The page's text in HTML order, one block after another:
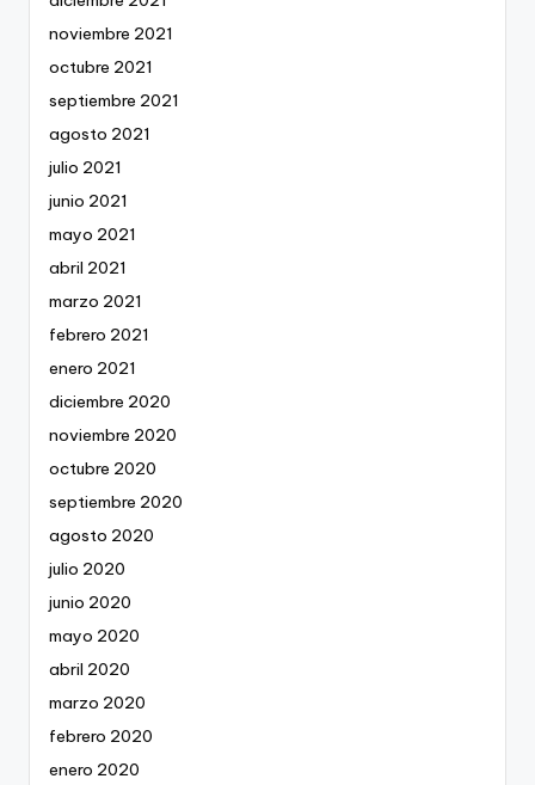
noviembre 2021
octubre 2021
septiembre 2021
agosto 2021
julio 2021
junio 2021
mayo 2021
abril 2021
marzo 2021
febrero 2021
enero 2021
diciembre 2020
noviembre 2020
octubre 2020
septiembre 2020
agosto 2020
julio 2020
junio 2020
mayo 2020
abril 2020
marzo 2020
febrero 2020
enero 2020